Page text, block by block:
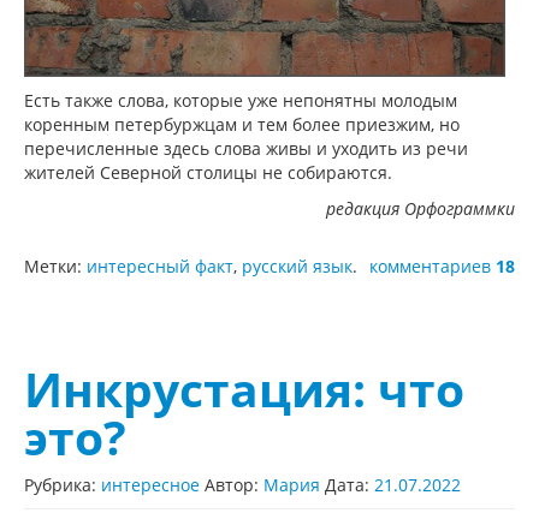
Есть также слова, которые уже непонятны молодым
коренным петербуржцам и тем более приезжим, но
перечисленные здесь слова живы и уходить из речи
жителей Северной столицы не собираются.
редакция Орфограммки
комментариев 18
Метки: интересный факт, русский язык.
Инкрустация: что
это?
Рубрика: интересное Автор: Мария Дата: 21.07.2022